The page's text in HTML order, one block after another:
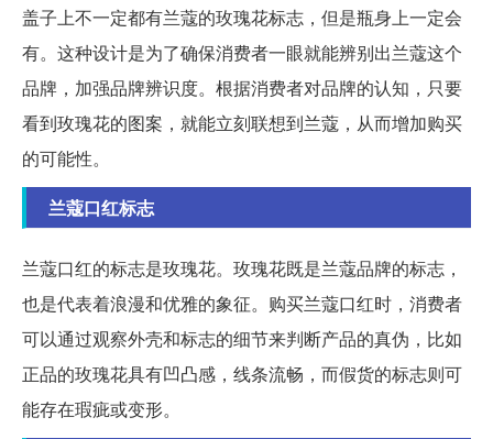
盖子上不一定都有兰蔻的玫瑰花标志，但是瓶身上一定会
有。这种设计是为了确保消费者一眼就能辨别出兰蔻这个
品牌，加强品牌辨识度。根据消费者对品牌的认知，只要
看到玫瑰花的图案，就能立刻联想到兰蔻，从而增加购买
的可能性。
兰蔻口红标志
兰蔻口红的标志是玫瑰花。玫瑰花既是兰蔻品牌的标志，
也是代表着浪漫和优雅的象征。购买兰蔻口红时，消费者
可以通过观察外壳和标志的细节来判断产品的真伪，比如
正品的玫瑰花具有凹凸感，线条流畅，而假货的标志则可
能存在瑕疵或变形。